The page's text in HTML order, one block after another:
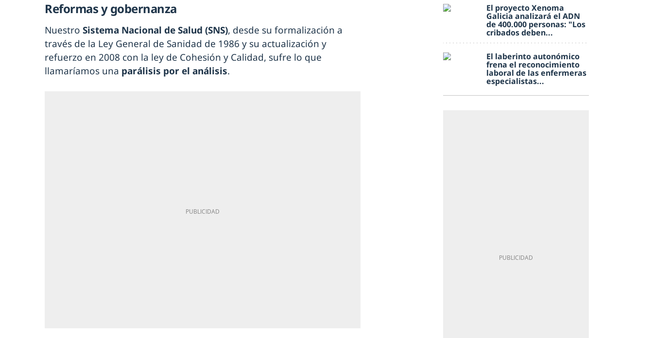
Reformas y gobernanza
Nuestro Sistema Nacional de Salud (SNS), desde su formalización a
través de la Ley General de Sanidad de 1986 y su actualización y
refuerzo en 2008 con la ley de Cohesión y Calidad, sufre lo que
llamaríamos una parálisis por el análisis.
El proyecto Xenoma
Galicia analizará el ADN
de 400.000 personas: "Los
cribados deben...
El laberinto autonómico
frena el reconocimiento
laboral de las enfermeras
especialistas...